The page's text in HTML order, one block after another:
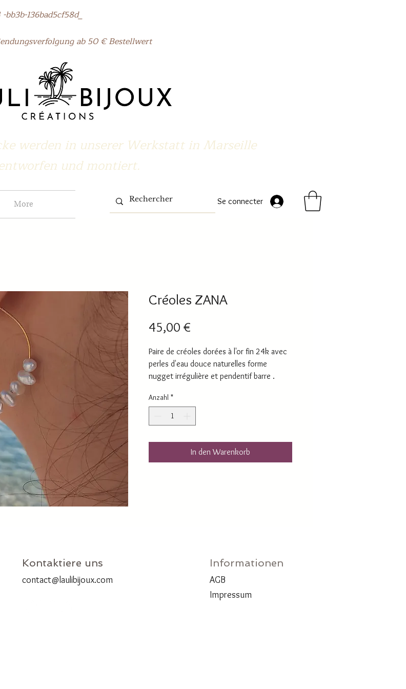
136bad5cf58d_
ab 50 € Bestellwert
werden in unserer Werkstatt in Marseille
und montiert.
More Se connecter
Créoles ZANA
45,00 €
Paire de créoles dorées à l'or fin 24k avec
perles d'eau douce naturelles forme
nugget irrégulière et pendentif barre .
Longueur totale des boucles :
Anzahl *
In den Warenkorb
Kontaktiere uns
contact@laulibijoux.com
Informationen
AGB
Impressum